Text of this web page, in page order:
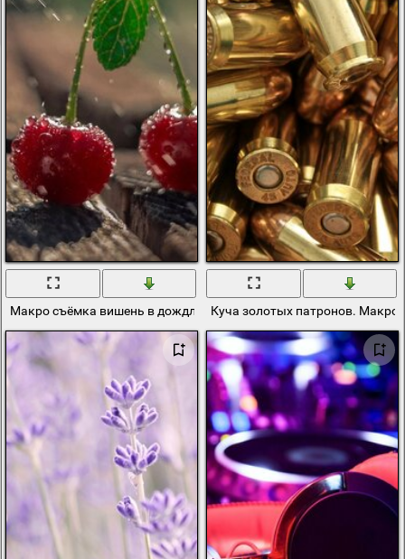
Макро съёмка вишень в дождливую погодуКуча золотых патронов. Макро